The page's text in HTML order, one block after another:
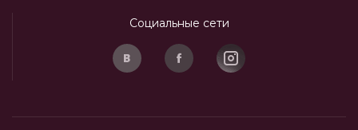
Социальные сети